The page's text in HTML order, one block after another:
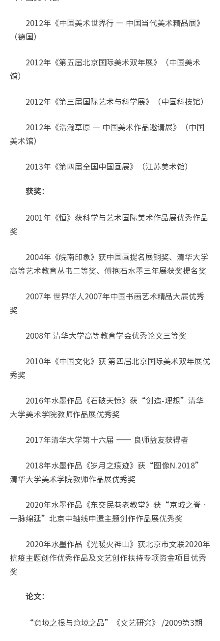
2012年《中国美术世界行 — 中国当代美术精品展》
（德国）
2012年《第五届北京国际美术双年展》（中国美术
馆）
2012年《第三届国际艺术与科学展》（中国科技馆）
2012年《浩瀚草原 — 中国美术作品邀请展》（中国
美术馆）
2013年《第四届全国中国画展》（江苏美术馆）
获奖：
2001年《恒》获科学与艺术国际美术作品展优秀作品
奖
2004年《皖南印象》获中国画提名展铜奖、清华大学
高等艺术教育丛书二等奖、傅抱石水墨三年展获奖提名奖
2007年 世界华人2007年中国书画艺术精品大展优秀
奖
2008年 清华大学高等教育学会优秀论文三等奖
2010年《中国文化》获 第四届北京国际美术双年展优
秀奖
2016年水墨作品《石破天惊》获“创造-理想”清华
大学美术学院教师作品展优秀奖
2017年清华大学第十六届 —— 良师益友获得者
2018年水墨作品《岁月之痕迹》获“图像N.2018”
清华大学美术学院教师作品展优秀奖
2020年水墨作品《东交民巷老教堂》获“京城之脊•
一脉绵延”北京中轴线申遗主题创作作品展优秀奖
2020年水墨作品《光暖火神山》获北京市文联2020年
抗疫主题创作优秀作品及文艺创作扶持专项资金项目优秀
奖
论文：
“意境之根与意境之品”《文艺研究》 /2009第3期